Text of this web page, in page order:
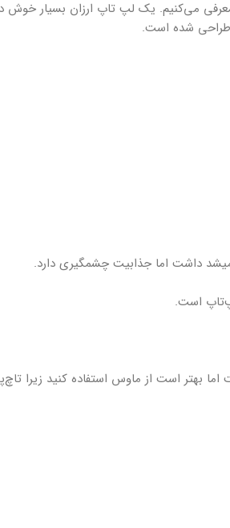
معرفی می‌کنیم. یک لپ تاپ ارزان بسیار
طراحی شده است.
داشت اما جذابیت چشمگیری دارد.
است.
بهتر است از ماوس استفاده کنید زیرا